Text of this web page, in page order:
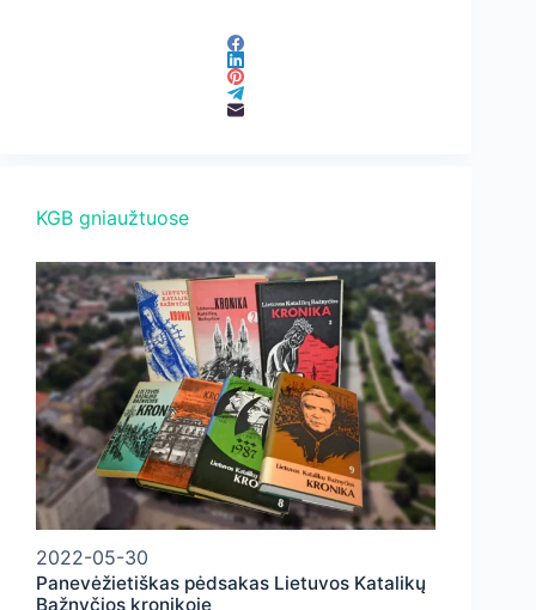
KGB gniaužtuose
2022-05-30
Panevėžietiškas pėdsakas Lietuvos Katalikų
Bažnyčios kronikoje